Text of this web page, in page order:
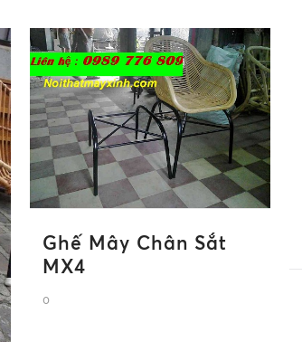
Ghế Mây Chân Sắt
MX4
0